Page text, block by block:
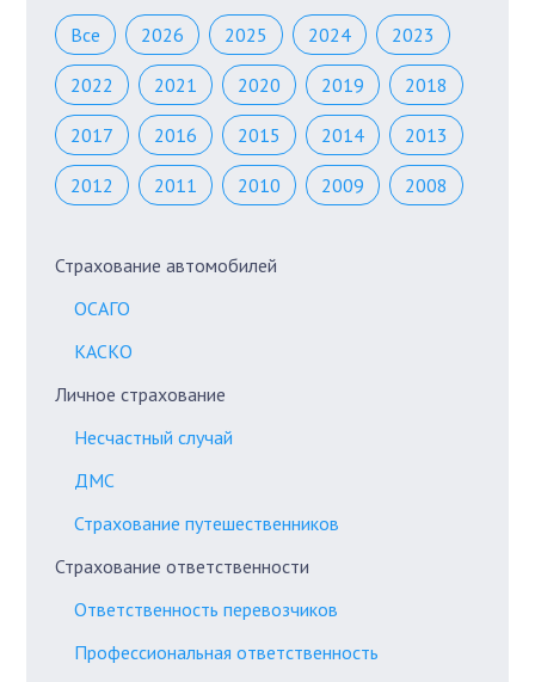
Все 2026 2025 2024 2023
2022 2021 2020 2019 2018
2017 2016 2015 2014 2013
2012 2011 2010 2009 2008
Страхование автомобилей
ОСАГО
КАСКО
Личное страхование
Несчастный случай
ДМС
Страхование путешественников
Страхование ответственности
Ответственность перевозчиков
Профессиональная ответственность